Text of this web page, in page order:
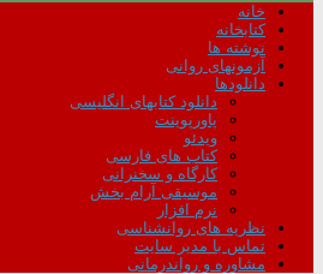
خانه
کتابخانه
نوشته ها
آزمونهای روانی
دانلودها
دانلود کتابهای انگلیسی
پاورپوینت
ویدئو
کتاب های فارسی
کارگاه و سخنرانی
موسیقی آرام بخش
نرم افزار
نظریه های روانشناسی
تماس با مدیر سایت
مشاوره و رواندرمانی